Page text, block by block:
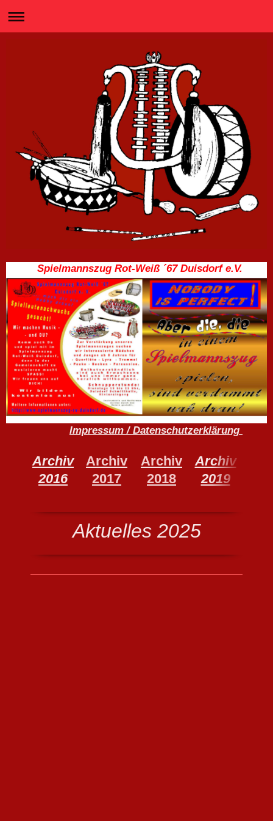
Spielmannszug Rot-Weiß ´67 Duisdorf e.V.
Impressum / Datenschutzerklärung
Archiv
2016
Archiv
2017
Archiv
2018
Archiv
2019
Aktuelles 2025